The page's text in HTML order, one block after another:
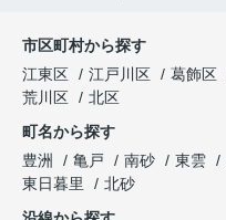
市区町村から探す
江東区
江戸川区 葛飾区
荒川区
北区
町名から探す
豊洲
亀戸 南砂 東雲
東日暮里
北砂